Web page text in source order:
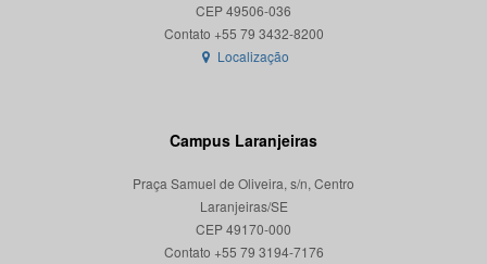
CEP 49506-036
Localização
Campus Laranjeiras
Praça Samuel de Oliveira, s/n, Centro
Laranjeiras/SE
CEP 49170-000